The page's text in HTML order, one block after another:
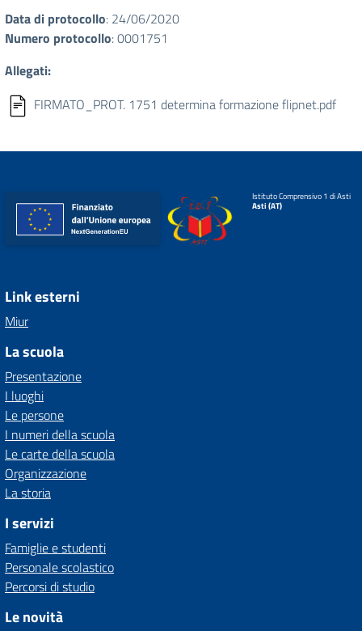
Data di protocollo: 24/06/2020
Numero protocollo: 0001751
Allegati:
FIRMATO_PROT. 1751 determina formazione flipnet.pdf
Istituto Comprensivo 1 di Asti
Asti (AT)
Link esterni
Miur
La scuola
Presentazione
I luoghi
Le persone
I numeri della scuola
Le carte della scuola
Organizzazione
La storia
I servizi
Famiglie e studenti
Personale scolastico
Percorsi di studio
Le novità